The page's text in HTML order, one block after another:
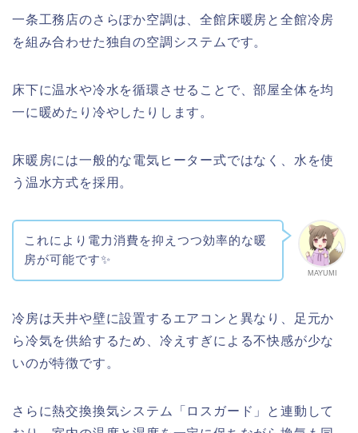
一条工務店のさらぽか空調は、全館床暖房と全館冷房
を組み合わせた独自の空調システムです。
床下に温水や冷水を循環させることで、部屋全体を均
一に暖めたり冷やしたりします。
床暖房には一般的な電気ヒーター式ではなく、水を使
う温水方式を採用。
MAYUMI
これにより電力消費を抑えつつ効率的な暖
房が可能です✨
冷房は天井や壁に設置するエアコンと異なり、足元か
ら冷気を供給するため、冷えすぎによる不快感が少な
いのが特徴です。
さらに熱交換換気システム「ロスガード」と連動して